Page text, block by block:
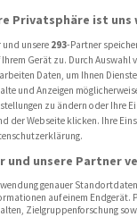
Auftrag eines
Privatsphäre ist uns
und unsere 293-Partner
Ihrem Gerät zu. Durch Auswahl
Daten, um Ihnen
und Anzeigen
zu ändern oder Ihre
der Webseite klicken. Ihre
und unsere Partner
genauer
auf einem Endgerät.
Zielgruppenforschung